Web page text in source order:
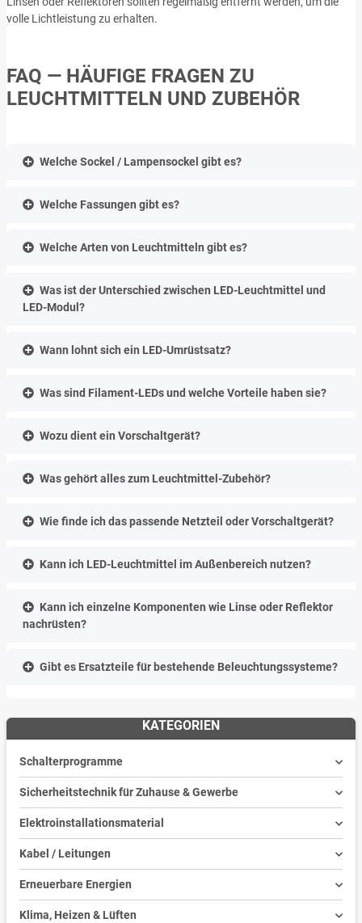
volle Lichtleistung zu erhalten.
FAQ — HÄUFIGE FRAGEN ZU
LEUCHTMITTELN UND ZUBEHÖR
Welche Sockel / Lampensockel gibt es?
Welche Fassungen gibt es?
Welche Arten von Leuchtmitteln gibt es?
Was ist der Unterschied zwischen LED-Leuchtmittel und
LED-Modul?
Wann lohnt sich ein LED-Umrüstsatz?
Was sind Filament-LEDs und welche Vorteile haben sie?
Wozu dient ein Vorschaltgerät?
Was gehört alles zum Leuchtmittel-Zubehör?
Wie finde ich das passende Netzteil oder Vorschaltgerät?
Kann ich LED-Leuchtmittel im Außenbereich nutzen?
Kann ich einzelne Komponenten wie Linse oder Reflektor
nachrüsten?
Gibt es Ersatzteile für bestehende Beleuchtungssysteme?
KATEGORIEN
Schalterprogramme
Sicherheitstechnik für Zuhause & Gewerbe
Elektroinstallationsmaterial
Kabel / Leitungen
Erneuerbare Energien
Klima, Heizen & Lüften